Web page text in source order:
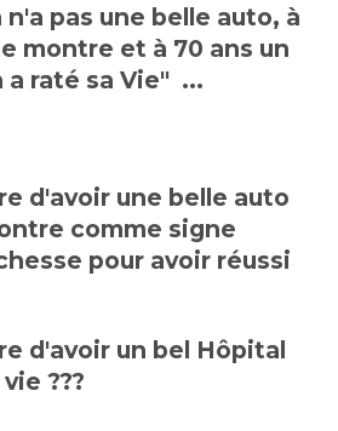
n'a pas une belle auto, à
montre et à 70 ans un
a raté sa Vie" ...
d'avoir une belle auto
comme signe
pour avoir réussi
d'avoir un bel Hôpital
???